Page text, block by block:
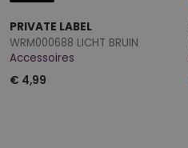
PRIVATE LABEL
WRM000688 LICHT BRUIN
Accessoires
€ 4,99